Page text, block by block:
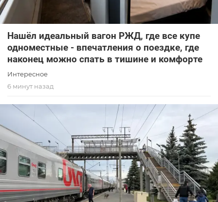
Нашёл идеальный вагон РЖД, где все купе
одноместные - впечатления о поездке, где
наконец можно спать в тишине и комфорте
Интересное
6 минут назад